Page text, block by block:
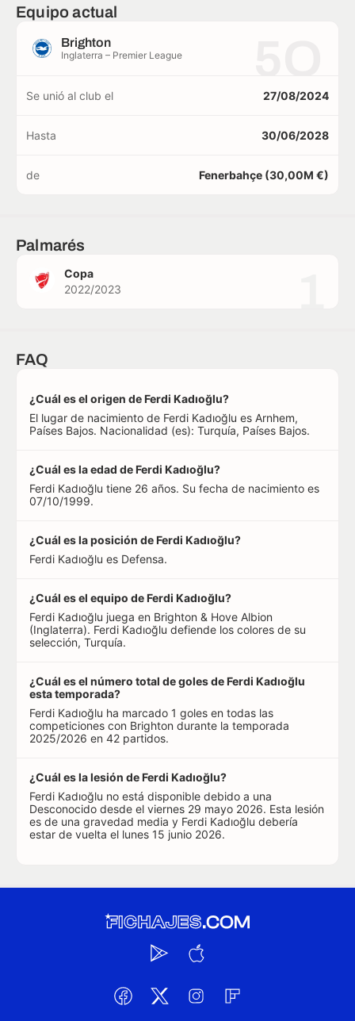
Equipo actual
Brighton
Inglaterra – Premier League
Se unió al club el 27/08/2024
Hasta 30/06/2028
de Fenerbahçe (30,00M €)
Palmarés
Copa
2022/2023
FAQ
¿Cuál es el origen de Ferdi Kadıoğlu?
El lugar de nacimiento de Ferdi Kadıoğlu es Arnhem,
Países Bajos. Nacionalidad (es): Turquía, Países Bajos.
¿Cuál es la edad de Ferdi Kadıoğlu?
Ferdi Kadıoğlu tiene 26 años. Su fecha de nacimiento es
07/10/1999.
¿Cuál es la posición de Ferdi Kadıoğlu?
Ferdi Kadıoğlu es Defensa.
¿Cuál es el equipo de Ferdi Kadıoğlu?
Ferdi Kadıoğlu juega en Brighton & Hove Albion
(Inglaterra). Ferdi Kadıoğlu defiende los colores de su
selección, Turquía.
¿Cuál es el número total de goles de Ferdi Kadıoğlu
esta temporada?
Ferdi Kadıoğlu ha marcado 1 goles en todas las
competiciones con Brighton durante la temporada
2025/2026 en 42 partidos.
¿Cuál es la lesión de Ferdi Kadıoğlu?
Ferdi Kadıoğlu no está disponible debido a una
Desconocido desde el viernes 29 mayo 2026. Esta lesión
es de una gravedad media y Ferdi Kadıoğlu debería
estar de vuelta el lunes 15 junio 2026.